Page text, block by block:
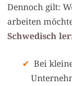
Dennoch gilt:
arbeiten
Schwedisch
Bei